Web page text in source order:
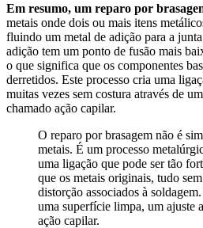
Em resumo, um reparo por
metais onde dois ou mais itens
fluindo um metal de adição para a
adição tem um ponto de fusão mais
o que significa que os componentes
derretidos. Este processo cria uma
muitas vezes sem costura através de
chamado ação capilar.
O reparo por brasagem não é
metais. É um processo
uma ligação que pode ser tão
que os metais originais, tudo
distorção associados à
uma superfície limpa, um ajuste
ação capilar.